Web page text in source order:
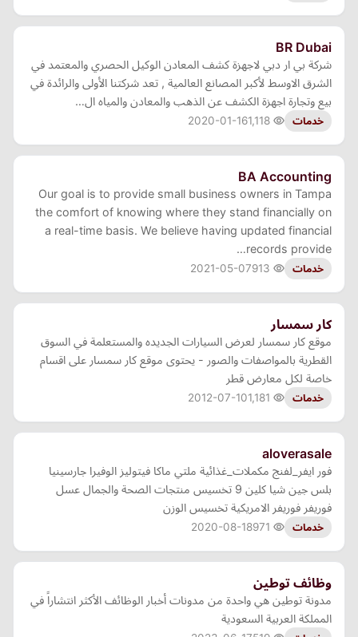
BR Dubai
شركة بي ار دبي لاجهزة كشف المعادن الوكيل الحصري والمعتمد في
الشرق الاوسط لأكبر المصانع العالمية , تعد شركتنا الأولى والرائدة في
بيع وتجارة اجهزة الكشف عن الذهب والمعادن والمياه ال…
خدمات 2020-01-16
BA Accounting
Our goal is to provide small business owners in Tampa
the comfort of knowing where they stand financially on
a real-time basis. We believe having updated financial
records provide…
خدمات 2021-05-07
كار سمسار
موقع كار سمسار لعرض السيارات الجديده والمستعلمة في السوق
القطرية بالمواصفات والصور - يحتوى موقع كار سمسار على اقسام
خاصة لكل معارض قطر
خدمات 2012-07-10
aloverasale
فور ايفر_لفنج مكملات_غذائية ملتي ماكا فيتوليز الوفيرا جارسينيا
بلس جين شيا كلين 9 تخسيس منتجات الصحة والجمال عسل
فوريفر فوريفر الامريكية تخسيس الوزن
خدمات 2020-08-18
وظائف توطين
مدونة توطين هي واحدة من مدونات أخبار الوظائف الأكثر انتشاراً في
المملكة العربية السعودية